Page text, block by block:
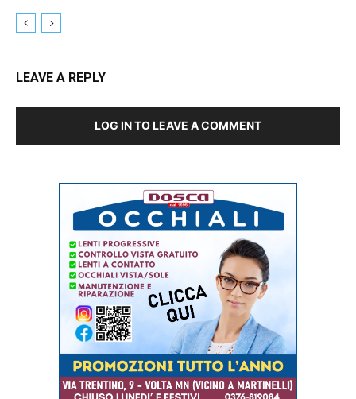
LEAVE A REPLY
LOG IN TO LEAVE A COMMENT